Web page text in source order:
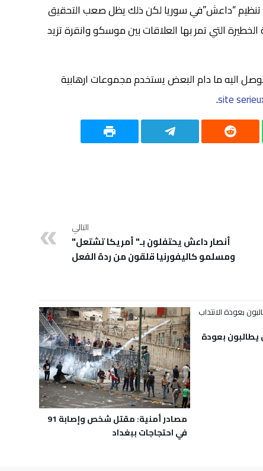
تنظيم “داعش”في سوريا لكن ذلك يظل صعب التحقيق
التي تمر بها العلاقات بين موسكو وانقرة تزيد
اليه ما دام البعض يستخدم مجموعات ارهابية
site
.
التالي
أنصار داعش يحتفلون بـ" أمريكا تشتعل"
ومسلمو كاليفورنيا قلقون من ردة الفعل
بعودة
مصادر أمنية: مقتل شخص وإصابة 91
في احتجاجات ببغداد